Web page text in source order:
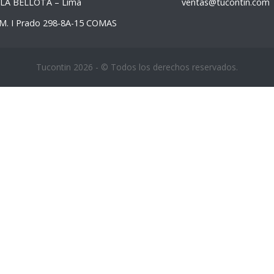
I Prado 298-8A-15 COMAS
ventas@tucontin.com
Tucontin 2026 - © Todos los derechos reservados.